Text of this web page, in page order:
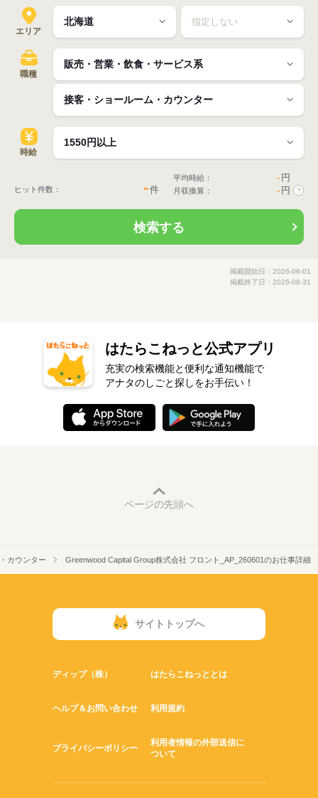
エリア
職種
時給
ヒット件数： -件
平均時給： - 円
月収換算： - 円 ?
検索する
掲載開始日：2026-06-01
掲載終了日：2026-08-31
はたらこねっと公式アプリ
充実の検索機能と便利な通知機能で
アナタのしごと探しをお手伝い！
ページの先頭へ
カウンター Greenwood Capital Group株式会社 フロント_AP_260601のお仕事詳細
サイトトップへ
ディップ（株） はたらこねっととは
ヘルプ＆お問い合わせ 利用規約
プライバシーポリシー
利用者情報の外部送信に
ついて